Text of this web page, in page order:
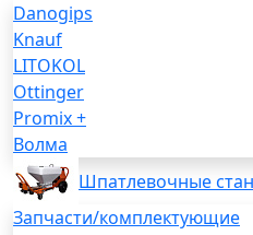
Danogips
Knauf
LITOKOL
Ottinger
Promix +
Волма
Шпатлевочные
Запчасти/комплектующие